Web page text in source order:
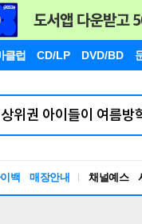
클럽 CD/LP DVD/BD
백 매장안내 채널예스